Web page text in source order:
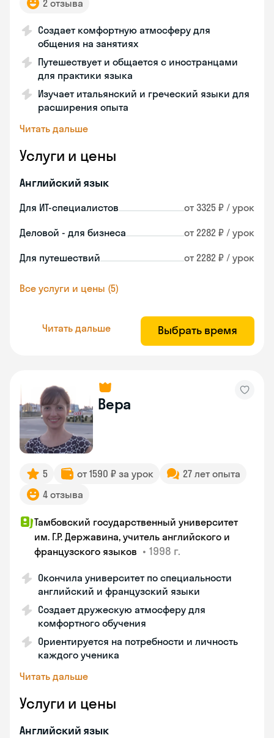
2 отзыва
Создает комфортную атмосферу для
общения на занятиях
Путешествует и общается с иностранцами
для практики языка
Изучает итальянский и греческий языки для
расширения опыта
Читать дальше
Услуги и цены
Английский язык
Для ИТ-специалистов от 3325 ₽ / урок
Деловой - для бизнеса от 2282 ₽ / урок
Для путешествий от 2282 ₽ / урок
Все услуги и цены (5)
Читать дальше Выбрать время
Вера
5 от 1590 ₽ за урок
27 лет опыта
4 отзыва
Тамбовский государственный университет
им. Г.Р. Державина, учитель английского и
французского языков • 1998 г.
Окончила университет по специальности
английский и французский языки
Создает дружескую атмосферу для
комфортного обучения
Ориентируется на потребности и личность
каждого ученика
Читать дальше
Услуги и цены
Английский язык